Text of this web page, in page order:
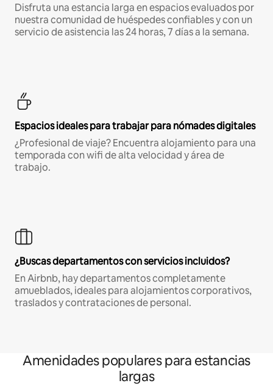
Disfruta una estancia larga en espacios evaluados por
nuestra comunidad de huéspedes confiables y con un
servicio de asistencia las 24 horas, 7 días a la semana.
Espacios ideales para trabajar para nómades digitales
¿Profesional de viaje? Encuentra alojamiento para una
temporada con wifi de alta velocidad y área de
trabajo.
¿Buscas departamentos con servicios incluidos?
En Airbnb, hay departamentos completamente
amueblados, ideales para alojamientos corporativos,
traslados y contrataciones de personal.
Amenidades populares para estancias
largas